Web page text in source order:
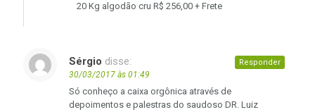
20 Kg algodão cru R$ 256,00 + Frete
Sérgio disse:
30/03/2017 às 01:49
Só conheço a caixa orgônica através de
depoimentos e palestras do saudoso DR. Luiz
Responder